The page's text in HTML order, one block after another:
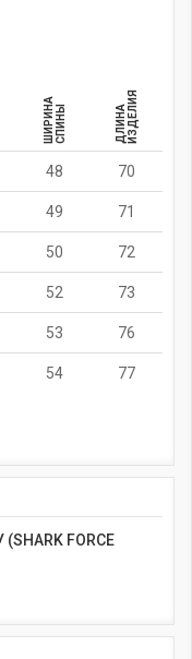
ШИРИНАСПИНЫ ДЛИНАИЗДЕЛИЯ
48 70
49 71
50 72
52 73
53 76
54 77
FORCE